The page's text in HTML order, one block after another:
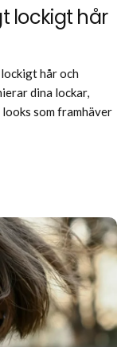
lockigt hår
hår och
dina lockar,
som framhäver